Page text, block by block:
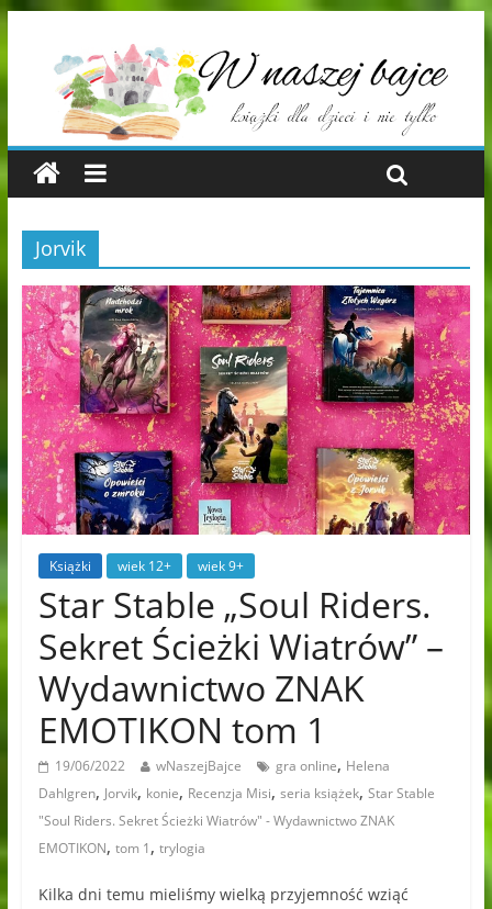
Jorvik
Książki wiek 12+ wiek 9+
Star Stable „Soul Riders.
Sekret Ścieżki Wiatrów” –
Wydawnictwo ZNAK
EMOTIKON tom 1
19/06/2022 wNaszejBajce gra online, Helena
Dahlgren, Jorvik, konie, Recenzja Misi, seria książek, Star Stable
"Soul Riders. Sekret Ścieżki Wiatrów" - Wydawnictwo ZNAK
EMOTIKON, tom 1 , trylogia
Kilka dni temu mieliśmy wielką przyjemność wziąć